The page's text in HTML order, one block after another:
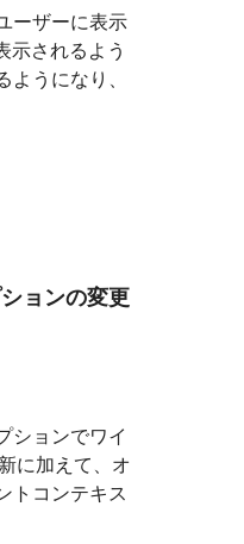
ーザーに表示
示されるよう
うになり、
ョンの変更
ションでワイ
に加えて、オ
トコンテキス